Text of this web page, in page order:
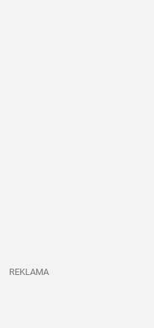
REKLAMA